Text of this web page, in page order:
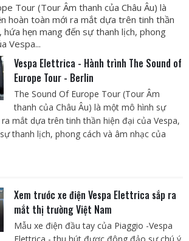
Tour (Tour Âm thanh của Châu Âu) là
hoàn toàn mới ra mắt dựa trên tinh thần
hứa hẹn mang đến sự thanh lịch, phong
Vespa...
Vespa Elettrica - Hành trình The Sound of
Europe Tour - Berlin
The Sound Of Europe Tour (Tour Âm
thanh của Châu Âu) là một mô hình sự
mắt dựa trên tinh thần hiện đại của Vespa,
thanh lịch, phong cách và âm nhạc của
Xem trước xe điện Vespa Elettrica sắp ra
mắt thị trường Việt Nam
Mẫu xe điện đầu tay của Piaggio -Vespa